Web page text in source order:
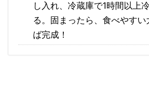
し入れ、冷蔵庫で1時間以上
る。固まったら、食べやす
ば完成！